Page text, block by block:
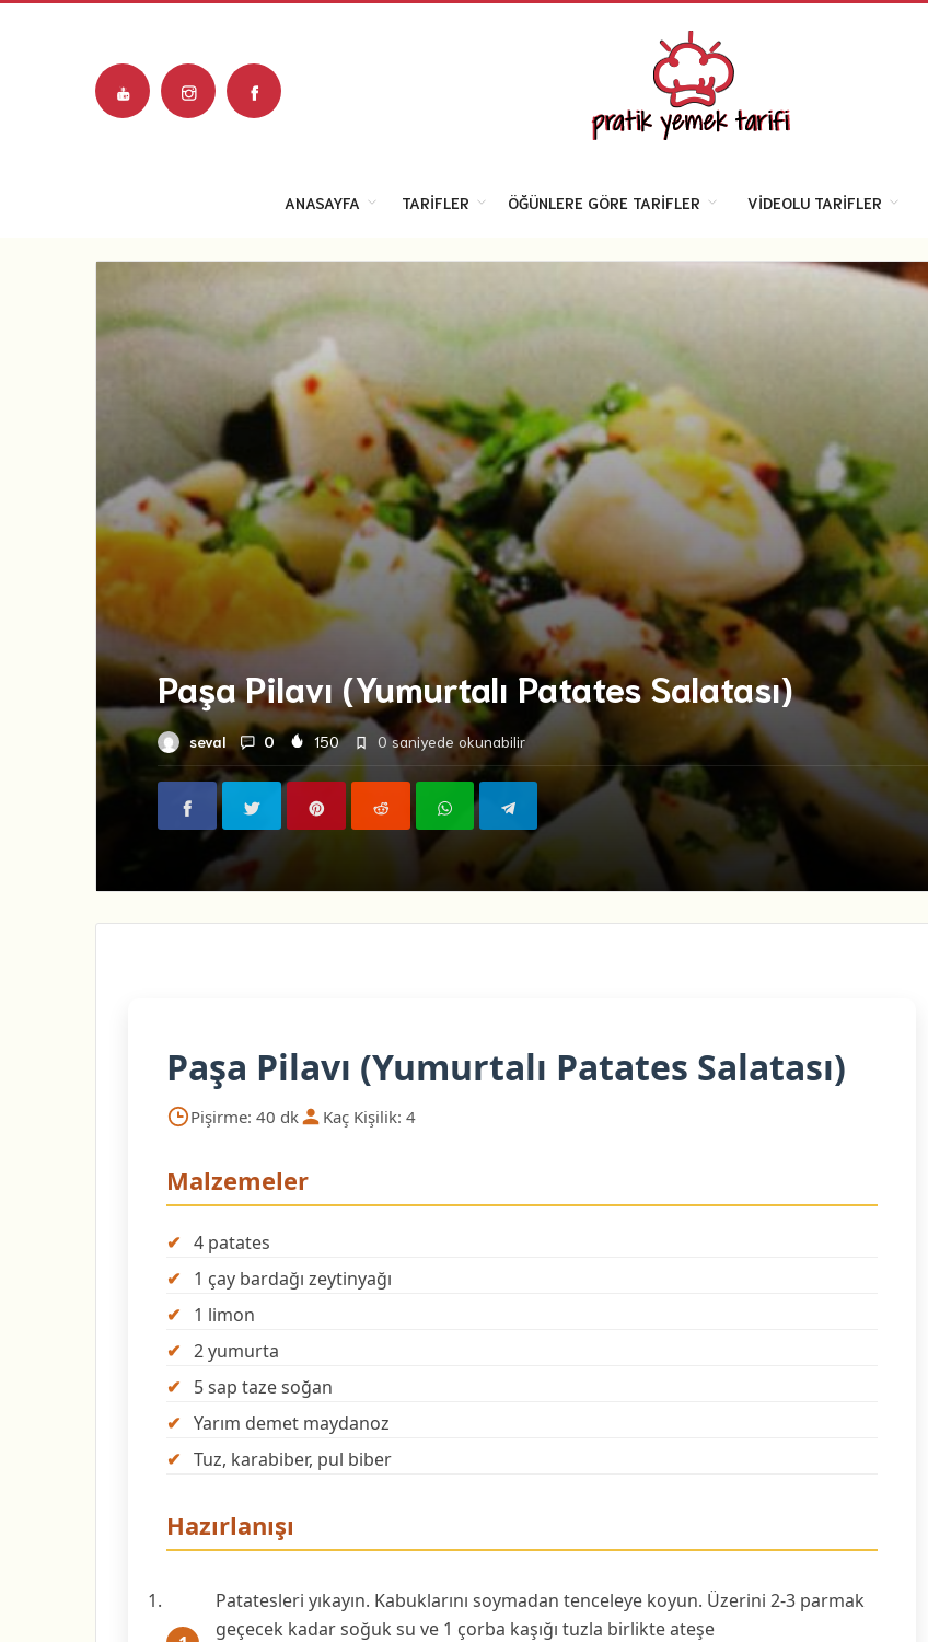
ANASAYFA TARIFLER ÖĞÜNLERE GÖRE TARIFLER VIDEOLU TARIFLER
Paşa Pilavı (Yumurtalı Patates Salatası)
seval 0 150 0 saniyede okunabilir
Paşa Pilavı (Yumurtalı Patates Salatası)
Pişirme: 40 dk Kaç Kişilik: 4
Malzemeler
4 patates
1 çay bardağı zeytinyağı
1 limon
2 yumurta
5 sap taze soğan
Yarım demet maydanoz
Tuz, karabiber, pul biber
Hazırlanışı
Patatesleri yıkayın. Kabuklarını soymadan tenceleye koyun. Üzerini 2-3 parmak
geçecek kadar soğuk su ve 1 çorba kaşığı tuzla birlikte ateşe